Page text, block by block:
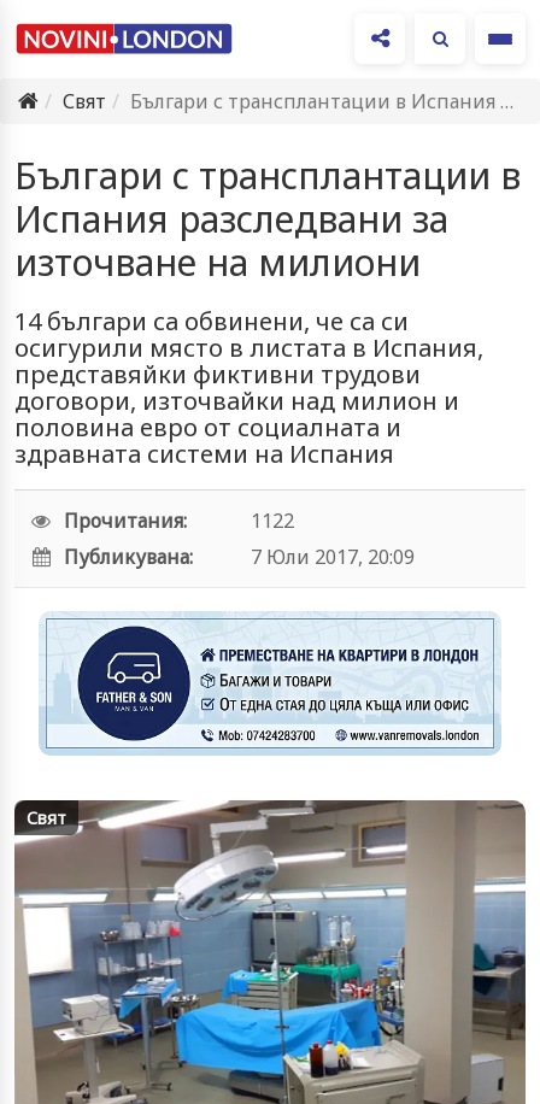
Свят
Българи с трансплантации в Испания разследвани за източване на милиони
Българи с трансплантации в
Испания разследвани за
източване на милиони
14 българи са обвинени, че са си
осигурили място в листата в Испания,
представяйки фиктивни трудови
договори, източвайки над милион и
половина евро от социалната и
здравната системи на Испания
Прочитания:
1122
Публикувана:
7 Юли 2017, 20:09
Свят